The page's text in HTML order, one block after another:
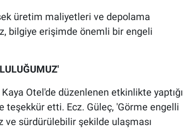
üretim maliyetleri ve depolama
bilgiye erişimde önemli bir engeli
Otel'de düzenlenen etkinlikte yaptığı
teşekkür etti. Ecz. Güleç, 'Görme engelli
ve sürdürülebilir şekilde ulaşması